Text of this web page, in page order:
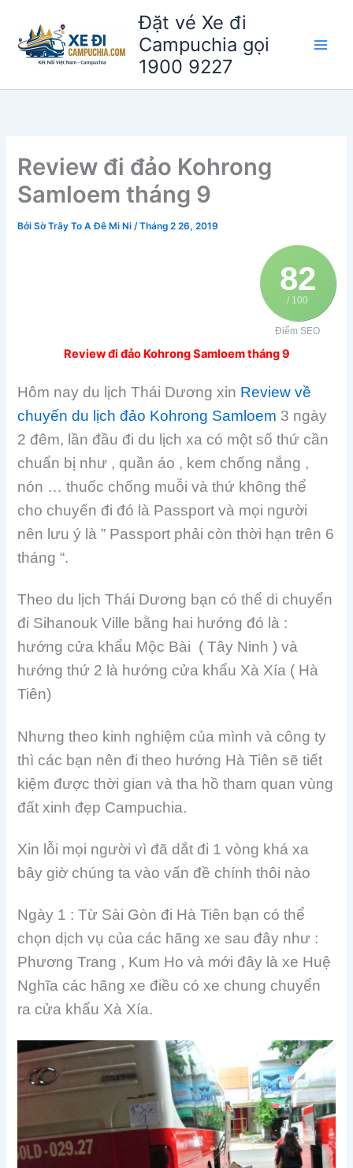
Đặt vé Xe đi
Campuchia gọi
1900 9227
Review đi đảo Kohrong
Samloem tháng 9
BởiSờ Trây To A Đê Mi Ni/Tháng 2 26, 2019
82
/ 100
Điểm SEO
Review đi đảo Kohrong Samloem tháng 9
Hôm nay du lịch Thái Dương xin Review về
chuyến du lịch đảo Kohrong Samloem 3 ngày
2 đêm, lần đầu đi du lịch xa có một số thứ cần
chuẩn bị như , quần áo , kem chống nắng ,
nón … thuốc chống muỗi và thứ không thể
cho chuyến đi đó là Passport và mọi người
nên lưu ý là ” Passport phải còn thời hạn trên 6
tháng “.
Theo du lịch Thái Dương bạn có thể di chuyển
đi Sihanouk Ville bằng hai hướng đó là :
hướng cửa khẩu Mộc Bài ( Tây Ninh ) và
hướng thứ 2 là hướng cửa khẩu Xà Xía ( Hà
Tiên)
Nhưng theo kinh nghiệm của mình và công ty
thì các bạn nên đi theo hướng Hà Tiên sẽ tiết
kiệm được thời gian và tha hồ tham quan vùng
đất xinh đẹp Campuchia.
Xin lỗi mọi người vì đã dắt đi 1 vòng khá xa
bây giờ chúng ta vào vấn đề chính thôi nào
Ngày 1 : Từ Sài Gòn đi Hà Tiên bạn có thể
chọn dịch vụ của các hãng xe sau đây như :
Phương Trang , Kum Ho và mới đây là xe Huệ
Nghĩa các hãng xe điều có xe chung chuyển
ra cửa khẩu Xà Xía.